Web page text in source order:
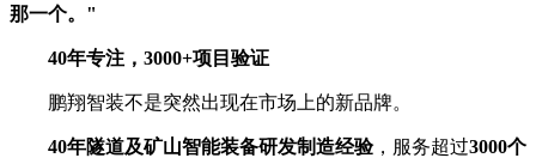
那一个。"
40年专注，3000+项目验证
鹏翔智装不是突然出现在市场上的新品牌。
40年隧道及矿山智能装备研发制造经验，服务超过3000个